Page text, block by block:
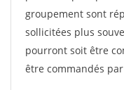
groupement sont
sollicitées plus
pourront soit être
être commandés